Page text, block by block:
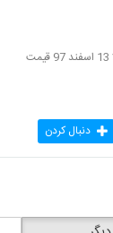
دنبال کردن